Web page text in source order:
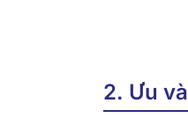
2. Ưu